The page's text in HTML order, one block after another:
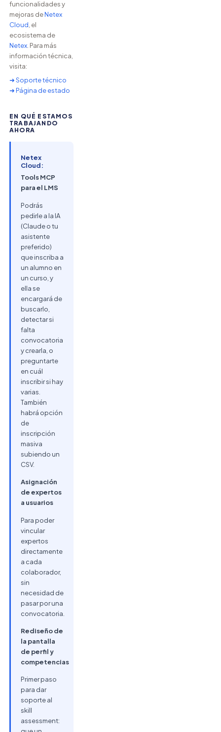
funcionalidades y
mejoras deNetex
Cloud, el
ecosistema de
Netex. Para más
información técnica,
visita:
➜ Soporte técnico
➜ Página de estado
EN QUÉ ESTAMOS
TRABAJANDO
AHORA
Netex
Cloud:
Tools MCP
para el LMS
Podrás
pedirle a la IA
(Claude o tu
asistente
preferido)
que inscriba a
un alumno en
un curso, y
ella se
encargará de
buscarlo,
detectar si
falta
convocatoria
y crearla, o
preguntarte
en cuál
inscribir si hay
varias.
También
habrá opción
de
inscripción
masiva
subiendo un
CSV.
Asignación
de expertos
a usuarios
Para poder
vincular
expertos
directamente
a cada
colaborador,
sin
necesidad de
pasar por una
convocatoria.
Rediseño de
la pantalla
de perfil y
competencias
Primer paso
para dar
soporte al
skill
assessment: